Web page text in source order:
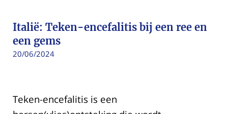
Italië: Teken-encefalitis bij een ree en
een gems
20/06/2024
Teken-encefalitis is een